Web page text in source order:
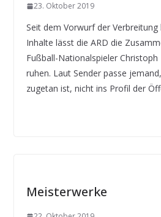
23. Oktober 2019
Seit dem Vorwurf der
Inhalte lässt die ARD die
Fußball-Nationalspieler
ruhen. Laut Sender passe
zugetan ist, nicht ins Profil der
Meisterwerke